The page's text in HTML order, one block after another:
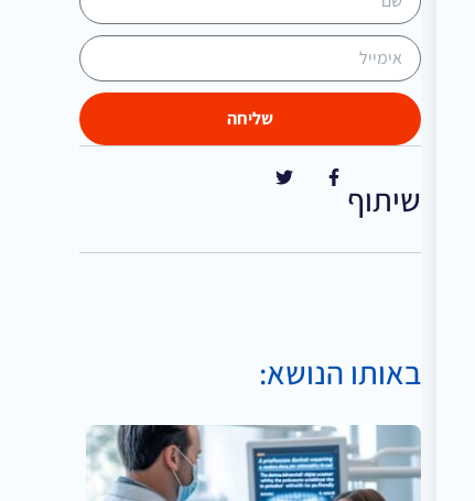
שליחה
שיתוף
באותו הנושא: